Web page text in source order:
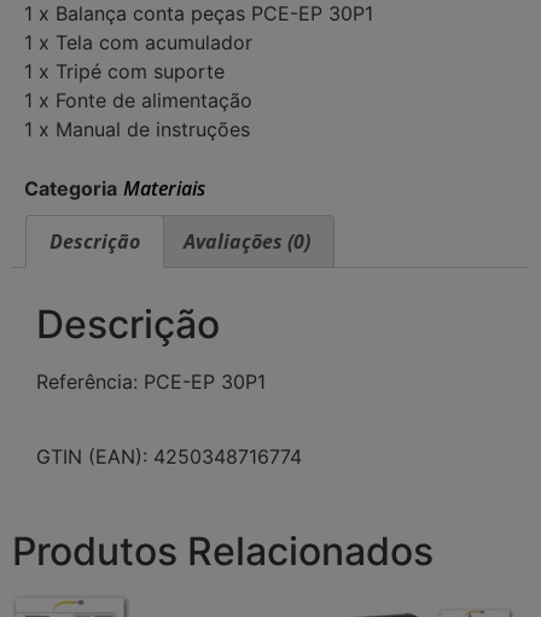
1 x Balança conta peças PCE-EP 30P1
1 x Tela com acumulador
1 x Tripé com suporte
1 x Fonte de alimentação
1 x Manual de instruções
Categoria Materiais
Descrição
Avaliações (0)
Descrição
Referência: PCE-EP 30P1
GTIN (EAN): 4250348716774
Produtos Relacionados